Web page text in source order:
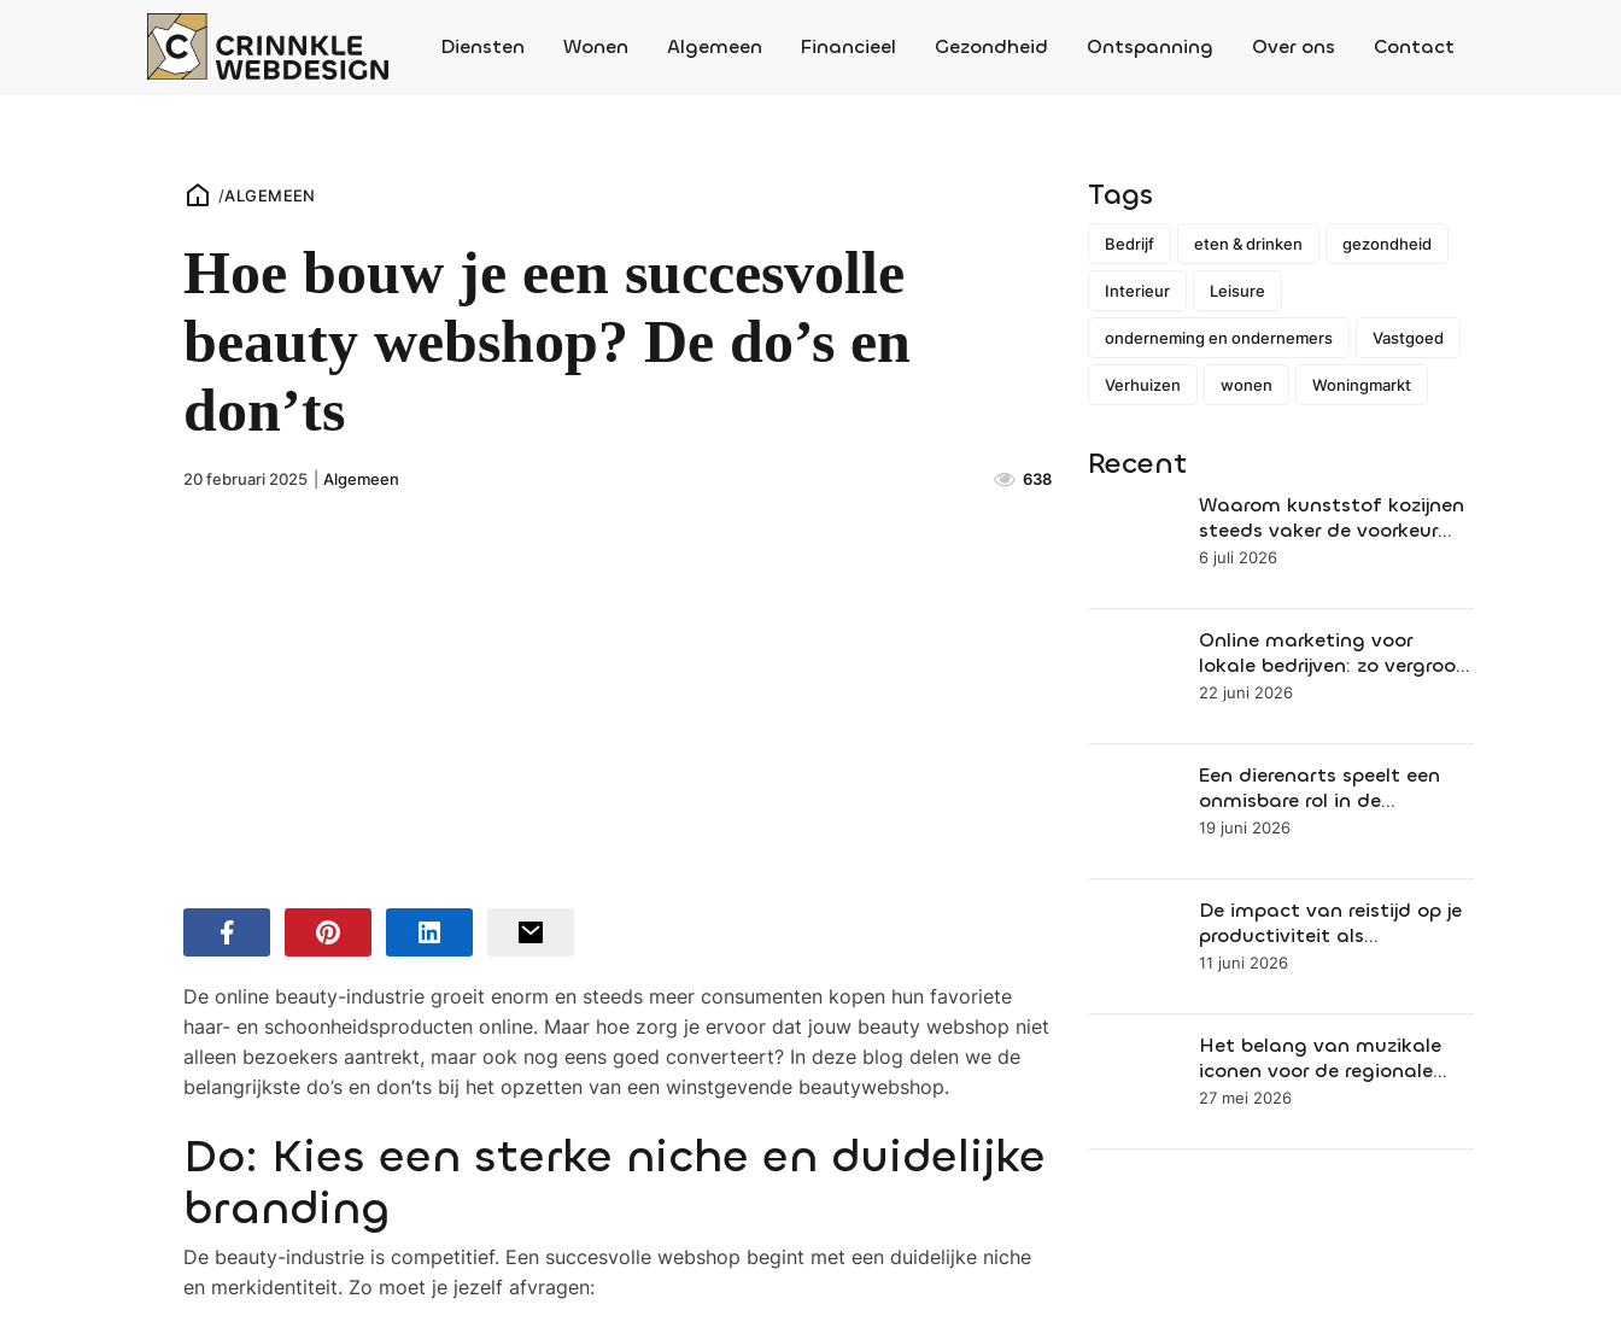
Diensten Wonen Algemeen Financieel Gezondheid Ontspanning Over ons Contact
/ALGEMEEN
Hoe bouw je een succesvolle
beauty webshop? De do’s en
don’ts
20 februari 2025 Algemeen 638
De online beauty-industrie groeit enorm en steeds meer consumenten kopen hun favoriete
haar- en schoonheidsproducten online. Maar hoe zorg je ervoor dat jouw beauty webshop niet
alleen bezoekers aantrekt, maar ook nog eens goed converteert? In deze blog delen we de
belangrijkste do’s en don’ts bij het opzetten van een winstgevende beautywebshop.
Do: Kies een sterke niche en duidelijke
branding
De beauty-industrie is competitief. Een succesvolle webshop begint met een duidelijke niche
en merkidentiteit. Zo moet je jezelf afvragen:
Tags
Bedrijf eten & drinken gezondheid
Interieur Leisure
onderneming en ondernemers Vastgoed
Verhuizen wonen Woningmarkt
Recent
Waarom kunststof kozijnen
steeds vaker de voorkeur
krijgen bij renovaties
6 juli 2026
Online marketing voor
lokale bedrijven: zo vergroot
je je bereik in de regio
22 juni 2026
Een dierenarts speelt een
onmisbare rol in de
gezondheid van uw huisdier
19 juni 2026
De impact van reistijd op je
productiviteit als
ondernemer
11 juni 2026
Het belang van muzikale
iconen voor de regionale
identiteit van Brabant
27 mei 2026